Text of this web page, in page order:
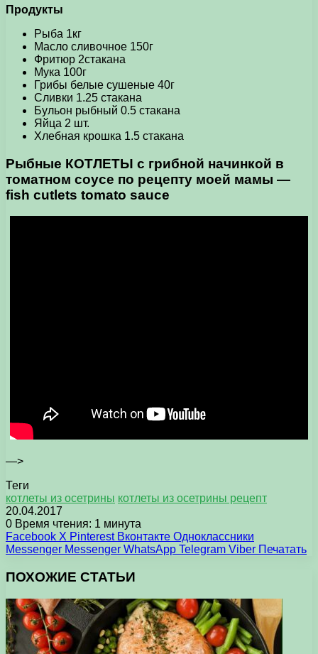
Продукты
Рыба 1кг
Масло сливочное 150г
Фритюр 2стакана
Мука 100г
Грибы белые сушеные 40г
Сливки 1.25 стакана
Бульон рыбный 0.5 стакана
Яйца 2 шт.
Хлебная крошка 1.5 стакана
Рыбные КОТЛЕТЫ с грибной начинкой в
томатном соусе по рецепту моей мамы —
fish cutlets tomato sauce
—>
Теги
котлеты из осетрины котлеты из осетрины рецепт
20.04.2017
0 Время чтения: 1 минута
Facebook X Pinterest Вконтакте Одноклассники
Messenger Messenger WhatsApp Telegram Viber Печатать
ПОХОЖИЕ СТАТЬИ